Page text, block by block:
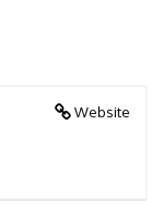
Website